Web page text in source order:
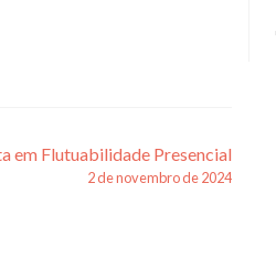
em Flutuabilidade Presencial
2 de novembro de 2024